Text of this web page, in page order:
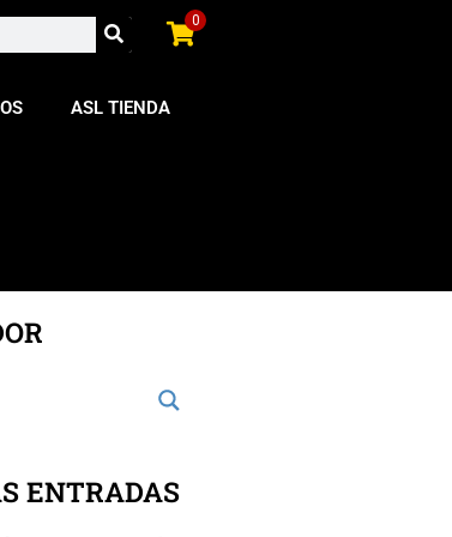
0
ASL TIENDA
ENTRADAS